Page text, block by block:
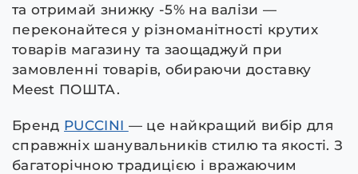
та отримай знижку -5% на валізи —
переконайтеся у різноманітності крутих
товарів магазину та заощаджуй при
замовленні товарів, обираючи доставку
Meest ПОШТА.
Бренд PUCCINI — це найкращий вибір для
справжніх шанувальників стилю та якості. З
багаторічною традицією і вражаючим